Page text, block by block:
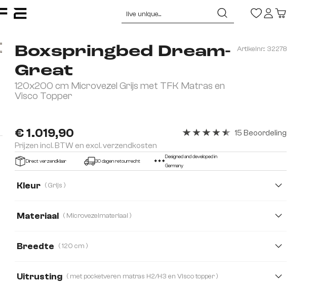
Boxspringbed Dream-
Great
120x200 cm Microvezel Grijs met TFK Matras en
Visco Topper
Artikelnr.: 32278
€ 1.019,90
Prijzen incl. BTW en excl. verzendkosten
15 Beoordeling
Direct verzendklaar 30 dagen retourrecht
Designed and developed in
Germany
Kleur ( Grijs )
Materiaal ( Microvezelmateriaal )
Breedte ( 120 cm )
Uitrusting ( met pocketveren matras H2/H3 en Visco topper )